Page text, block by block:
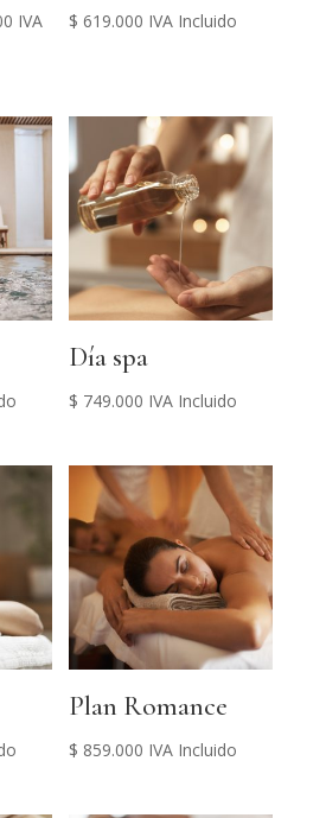
Rango
desde
$ 439.000
$ 489.000
IVA
$ 619.000 IVA Incluido
Día spa
$ 749.000 IVA Incluido
Plan Romance
$ 859.000 IVA Incluido